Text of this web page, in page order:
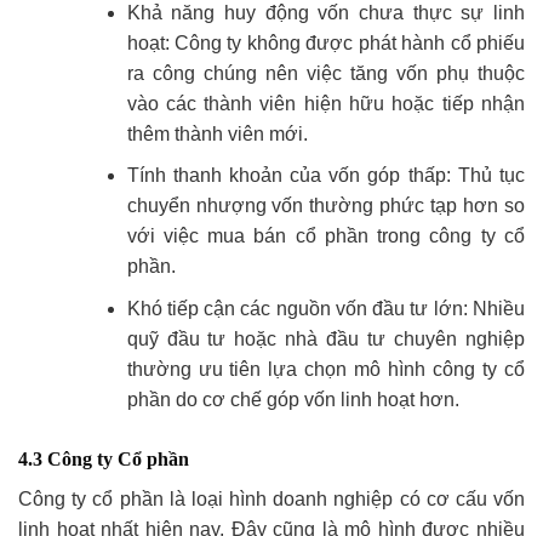
Khả năng huy động vốn chưa thực sự linh
hoạt: Công ty không được phát hành cổ phiếu
ra công chúng nên việc tăng vốn phụ thuộc
vào các thành viên hiện hữu hoặc tiếp nhận
thêm thành viên mới.
Tính thanh khoản của vốn góp thấp: Thủ tục
chuyển nhượng vốn thường phức tạp hơn so
với việc mua bán cổ phần trong công ty cổ
phần.
Khó tiếp cận các nguồn vốn đầu tư lớn: Nhiều
quỹ đầu tư hoặc nhà đầu tư chuyên nghiệp
thường ưu tiên lựa chọn mô hình công ty cổ
phần do cơ chế góp vốn linh hoạt hơn.
4.3 Công ty Cổ phần
Công ty cổ phần là loại hình doanh nghiệp có cơ cấu vốn
linh hoạt nhất hiện nay. Đây cũng là mô hình được nhiều